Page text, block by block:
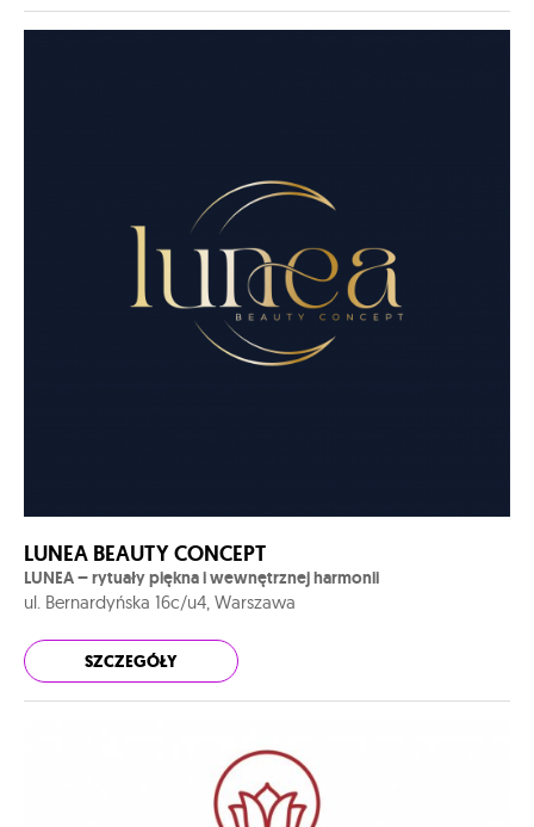
LUNEA BEAUTY CONCEPT
LUNEA – rytuały piękna i wewnętrznej harmonii
ul. Bernardyńska 16c/u4, Warszawa
SZCZEGÓŁY